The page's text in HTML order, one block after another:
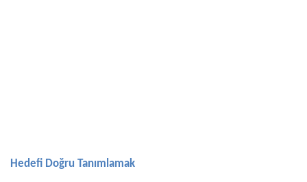
Hedefi Doğru Tanımlamak